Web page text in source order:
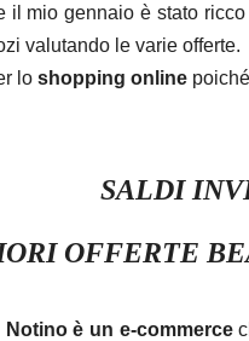
il mio gennaio è stato
valutando le varie offerte.
lo shopping onlinepoiché
SALDI
OFFERTE
Notino è un e-commerce